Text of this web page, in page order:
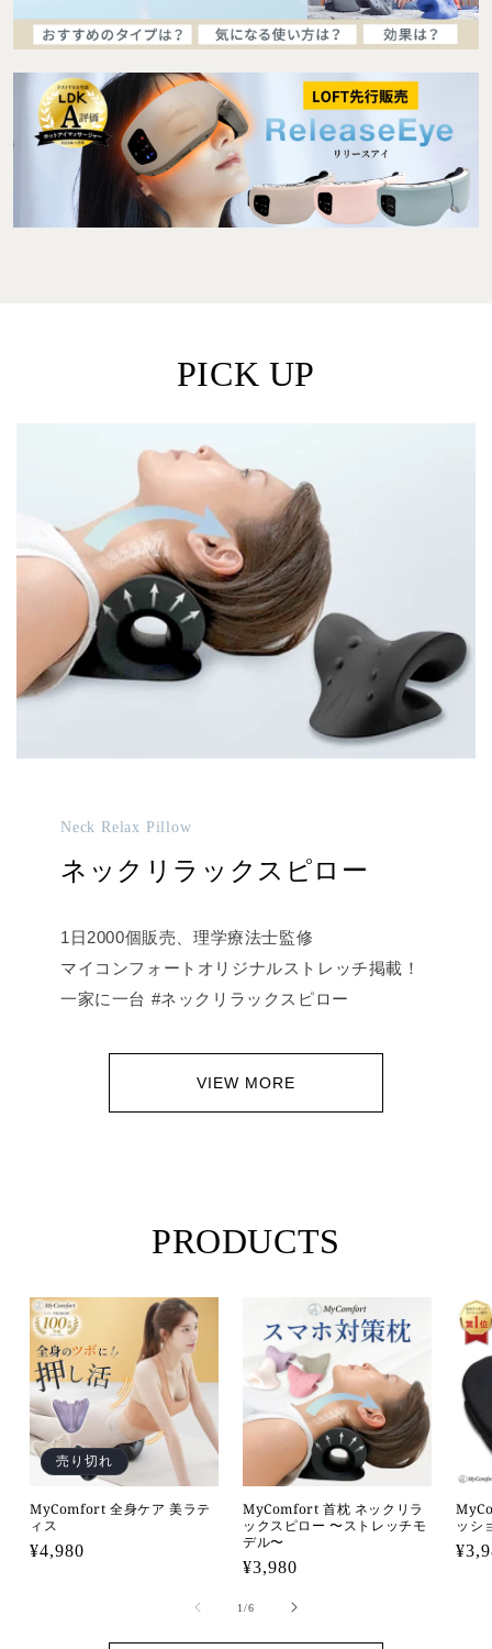
PICK UP
Neck Relax Pillow
ネックリラックスピロー
1日2000個販売、理学療法士監修
マイコンフォートオリジナルストレッチ掲載！
一家に一台 #ネックリラックスピロー
VIEW MORE
PRODUCTS
売り切れ
MyComfort 全身ケア 美ラテ
ィス
通
¥4,980
MyComfort 首枕 ネックリラ
ックスピロー 〜ストレッチモ
デル〜
通
価
格
¥3,980
ッシ
通
1/の
6